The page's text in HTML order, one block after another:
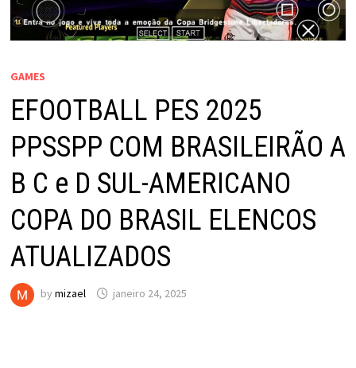
GAMES
EFOOTBALL PES 2025
PPSSPP COM BRASILEIRÃO A
B C e D SUL-AMERICANO
COPA DO BRASIL ELENCOS
ATUALIZADOS
by mizael janeiro 24, 2025